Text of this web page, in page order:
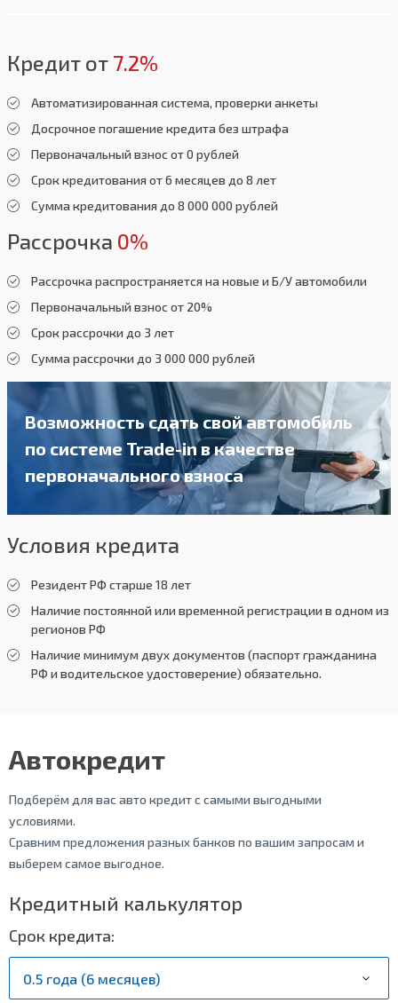
Кредит от 7.2%
Автоматизированная система, проверки анкеты
Досрочное погашение кредита без штрафа
Первоначальный взнос от 0 рублей
Срок кредитования от 6 месяцев до 8 лет
Сумма кредитования до 8 000 000 рублей
Рассрочка 0%
Рассрочка распространяется на новые и Б/У автомобили
Первоначальный взнос от 20%
Срок рассрочки до 3 лет
Сумма рассрочки до 3 000 000 рублей
Возможность сдать свой автомобиль
по системе Trade-in в качестве
первоначального взноса
Условия кредита
Резидент РФ старше 18 лет
Наличие постоянной или временной регистрации в одном из
регионов РФ
Наличие минимум двух документов (паспорт гражданина
РФ и водительское удостоверение) обязательно.
Автокредит
Подберём для вас авто кредит с самыми выгодными
условиями.
Сравним предложения разных банков по вашим запросам и
выберем самое выгодное.
Кредитный калькулятор
Срок кредита: